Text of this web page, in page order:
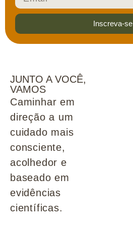
Inscreva-se
JUNTO A VOCÊ,
VAMOS
Caminhar em
direção a um
cuidado mais
consciente,
acolhedor e
baseado em
evidências
científicas.